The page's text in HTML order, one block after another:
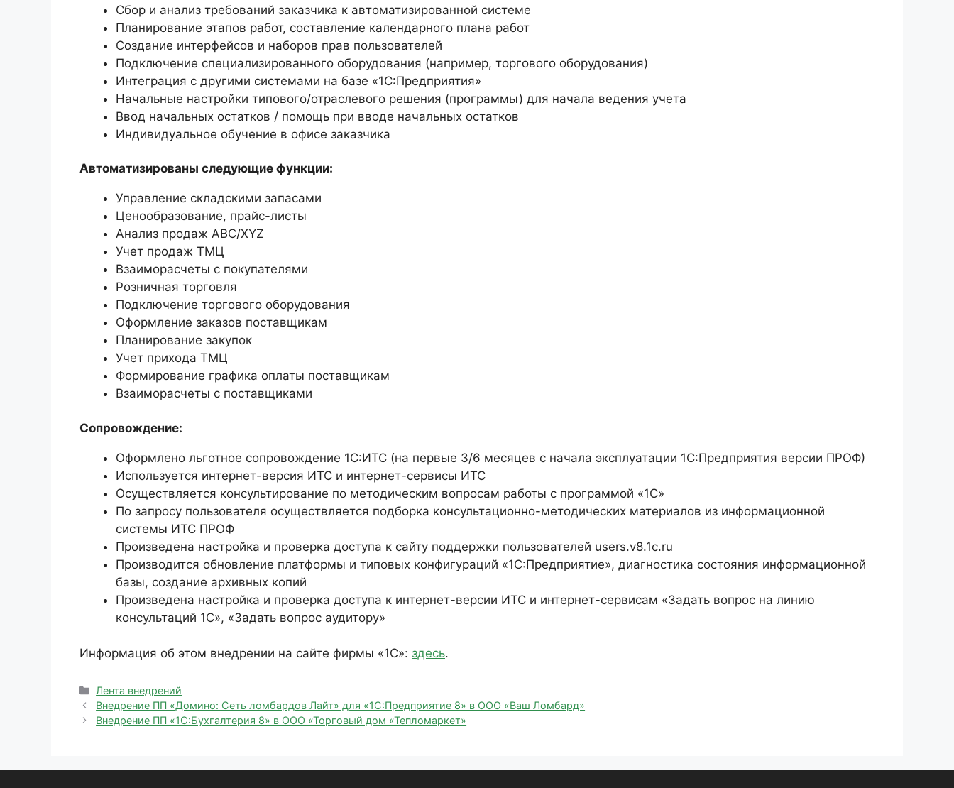
Сбор и анализ требований заказчика к автоматизированной системе
Планирование этапов работ, составление календарного плана работ
Создание интерфейсов и наборов прав пользователей
Подключение специализированного оборудования (например, торгового оборудования)
Интеграция с другими системами на базе «1С:Предприятия»
Начальные настройки типового/отраслевого решения (программы) для начала ведения учета
Ввод начальных остатков / помощь при вводе начальных остатков
Индивидуальное обучение в офисе заказчика
Автоматизированы следующие функции:
Управление складскими запасами
Ценообразование, прайс-листы
Анализ продаж ABC/XYZ
Учет продаж ТМЦ
Взаиморасчеты с покупателями
Розничная торговля
Подключение торгового оборудования
Оформление заказов поставщикам
Планирование закупок
Учет прихода ТМЦ
Формирование графика оплаты поставщикам
Взаиморасчеты с поставщиками
Сопровождение:
Оформлено льготное сопровождение 1С:ИТС (на первые 3/6 месяцев с начала эксплуатации 1С:Предприятия версии ПРОФ)
Используется интернет-версия ИТС и интернет-сервисы ИТС
Осуществляется консультирование по методическим вопросам работы с программой «1С»
По запросу пользователя осуществляется подборка консультационно-методических материалов из информационной
системы ИТС ПРОФ
Произведена настройка и проверка доступа к сайту поддержки пользователей users.v8.1c.ru
Производится обновление платформы и типовых конфигураций «1С:Предприятие», диагностика состояния информационной
базы, создание архивных копий
Произведена настройка и проверка доступа к интернет-версии ИТС и интернет-сервисам «Задать вопрос на линию
консультаций 1С», «Задать вопрос аудитору»
Информация об этом внедрении на сайте фирмы «1С»: здесь.
Рубрики
Лента внедрений
Внедрение ПП «Домино: Сеть ломбардов Лайт» для «1С:Предприятие 8» в ООО «Ваш Ломбард»
Внедрение ПП «1С:Бухгалтерия 8» в ООО «Торговый дом «Тепломаркет»